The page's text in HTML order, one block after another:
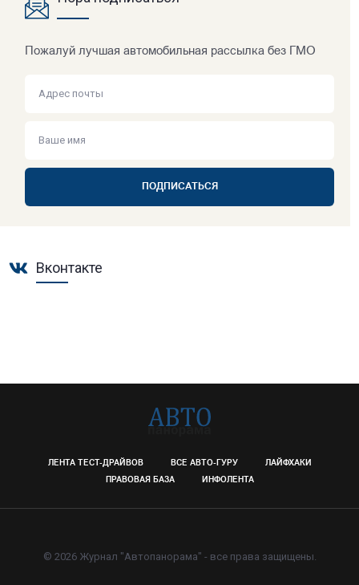
Пожалуй лучшая автомобильная рассылка без ГМО
ПОДПИСАТЬСЯ
Вконтакте
ЛЕНТА ТЕСТ-ДРАЙВОВ ВСЕ АВТО-ГУРУ
ЛАЙФХАКИ
ПРАВОВАЯ БАЗА
ИНФОЛЕНТА
© 2026 Журнал "Автопанорама" - все права защищены.